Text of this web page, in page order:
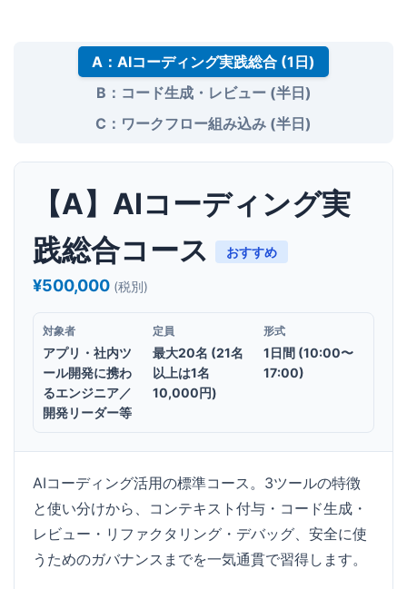
A：AIコーディング実践総合 (1日)
B：コード生成・レビュー (半日)
C：ワークフロー組み込み (半日)
【A】AIコーディング実
践総合コース
おすすめ
¥500,000 (税別)
対象者
アプリ・社内ツ
ール開発に携わ
るエンジニア／
開発リーダー等
定員
最大20名 (21名
以上は1名
10,000円)
形式
1日間 (10:00〜
17:00)
AIコーディング活用の標準コース。3ツールの特徴
と使い分けから、コンテキスト付与・コード生成・
レビュー・リファクタリング・デバッグ、安全に使
うためのガバナンスまでを一気通貫で習得します。